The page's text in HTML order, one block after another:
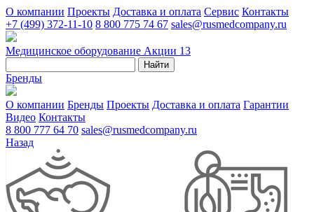
О компании Проекты Доставка и оплата Сервис Контакты
+7 (499) 372-11-10 8 800 775 74 67 sales@rusmedcompany.ru
Медицинское оборудование Акции 13
Найти
Бренды
О компании Бренды Проекты Доставка и оплата Гарантии
Видео Контакты
8 800 777 64 70 sales@rusmedcompany.ru
Назад